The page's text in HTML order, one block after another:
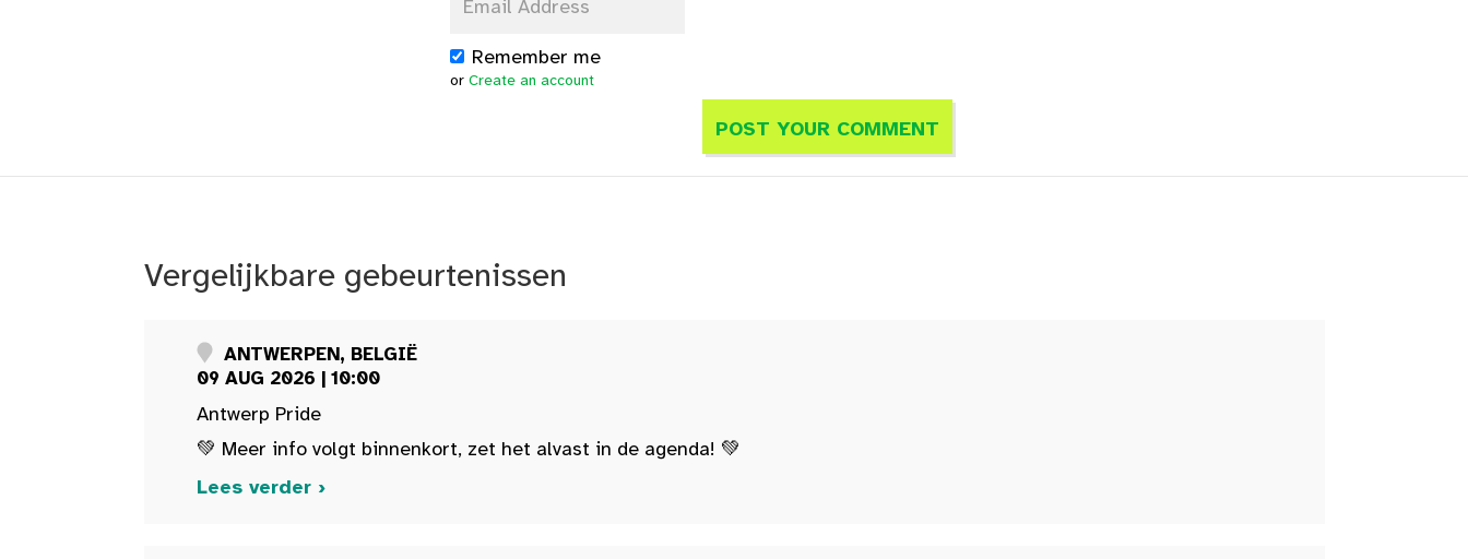
Remember me
or Create an account
Vergelijkbare gebeurtenissen
ANTWERPEN, BELGIË
09 AUG 2026 | 10:00
Antwerp Pride
💚 Meer info volgt binnenkort, zet het alvast in de agenda! 💚
Lees verder ›